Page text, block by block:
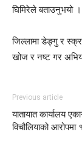
घिमिरेले बताउनुभयो ।
जिल्लामा डेङ्गु र
खोज र नष्ट गर
Previous article
यातायात कार्यालय
विचौलियाको